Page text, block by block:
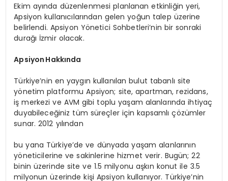
Ekim ayında düzenlenmesi planlanan etkinliğin yeri,
Apsiyon kullanıcılarından gelen yoğun talep üzerine
belirlendi. Apsiyon Yönetici Sohbetleri’nin bir sonraki
durağı İzmir olacak.
Apsiyon Hakkında
Türkiye’nin en yaygın kullanılan bulut tabanlı site
yönetim platformu Apsiyon; site, apartman, rezidans,
iş merkezi ve AVM gibi toplu yaşam alanlarında ihtiyaç
duyabileceğiniz tüm süreçler için kapsamlı çözümler
sunar. 2012 yılından
bu yana Türkiye’de ve dünyada yaşam alanlarının
yöneticilerine ve sakinlerine hizmet verir. Bugün; 22
binin üzerinde site ve 1.5 milyonu aşkın konut ile 3.5
milyonun üzerinde kişi Apsiyon kullanıyor. Türkiye’nin